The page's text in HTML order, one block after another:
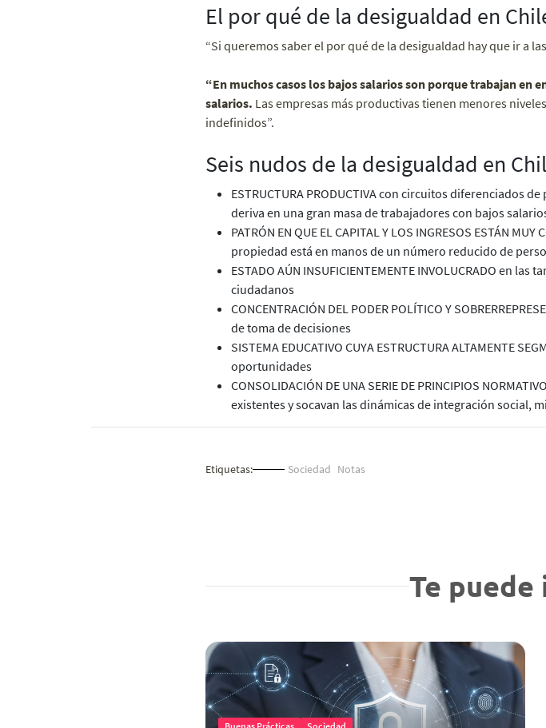
El por qué de la desigualdad en
“Si queremos saber el por qué de la desigualdad hay que ir a
“En muchos casos los bajos salarios son porque trabajan en
salarios. Las empresas más productivas tienen menores
indefinidos”.
Seis nudos de la desigualdad en
ESTRUCTURA PRODUCTIVA con circuitos diferenciados
deriva en una gran masa de trabajadores con bajos
PATRÓN EN QUE EL CAPITAL Y LOS INGRESOS ESTÁN
propiedad está en manos de un número reducido de
ESTADO AÚN INSUFICIENTEMENTE INVOLUCRADO en
ciudadanos
CONCENTRACIÓN DEL PODER POLÍTICO Y
de toma de decisiones
SISTEMA EDUCATIVO CUYA ESTRUCTURA ALTAMENTE
oportunidades
CONSOLIDACIÓN DE UNA SERIE DE PRINCIPIOS
existentes y socavan las dinámicas de integración social,
Etiquetas: Sociedad Notas
Te